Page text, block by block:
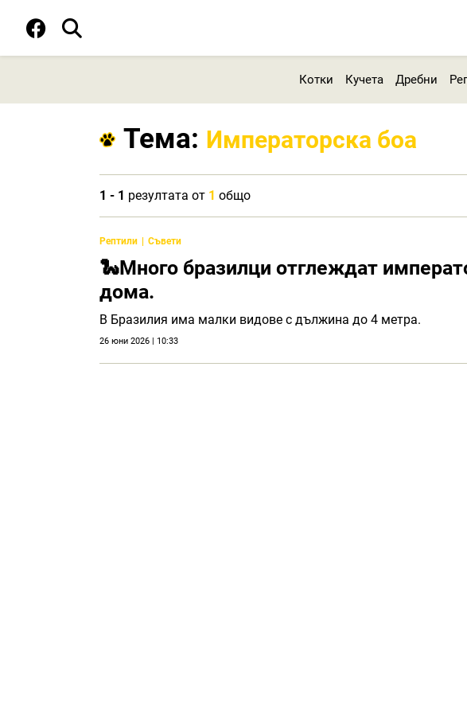
Котки Кучета Дребни
Тема: Императорска боа
1 - 1 резултата от 1 общо
Рептили Съвети
🐍Много бразилци отглеждат
дома.
В Бразилия има малки видове с дължина до 4 метра.
26 юни 2026 | 10:33